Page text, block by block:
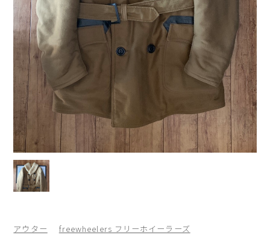
アウター freewheelers フリーホイーラーズ